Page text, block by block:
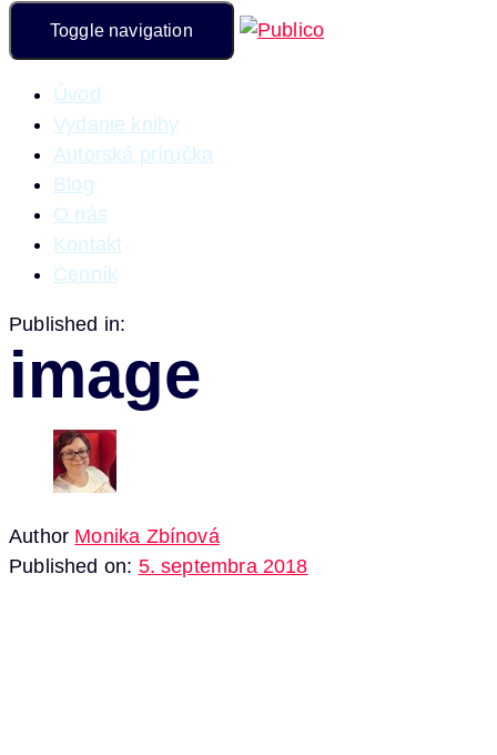
Toggle navigation
Úvod
Vydanie knihy
Autorská príručka
Blog
O nás
Kontakt
Cenník
Published in:
image
Author Monika Zbínová
Published on: 5. septembra 2018